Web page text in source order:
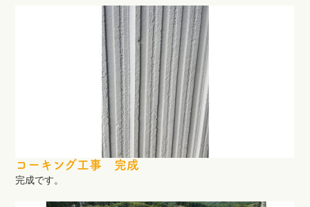
コーキング工事 完成
完成です。